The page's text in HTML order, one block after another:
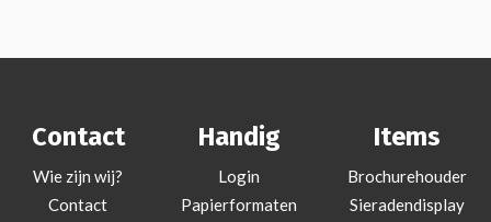
Contact
Wie zijn wij?
Contact
Handig
Login
Papierformaten
Items
Brochurehouder
Sieradendisplay